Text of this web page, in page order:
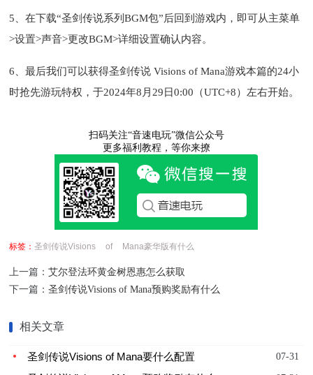
5、在下载“圣剑传说系列BGM包”后回到游戏内，即可从主菜单
>设置>声音>更改BGM>详细设置确认内容。
6、最后我们可以获得圣剑传说 Visions of Mana游戏本篇的24小
时抢先游玩特权，于2024年8月29日0:00（UTC+8）左右开始。
扫码关注“音速电玩”微信公众号
更多福利教程，等你来撩
标签：圣剑传说Visions of Mana豪华版有什么
上一篇：艾尔登法环黄金树恩惠怎么获取
下一篇：圣剑传说Visions of Mana预购奖励有什么
相关文章
07-31
圣剑传说Visions of Mana要什么配置